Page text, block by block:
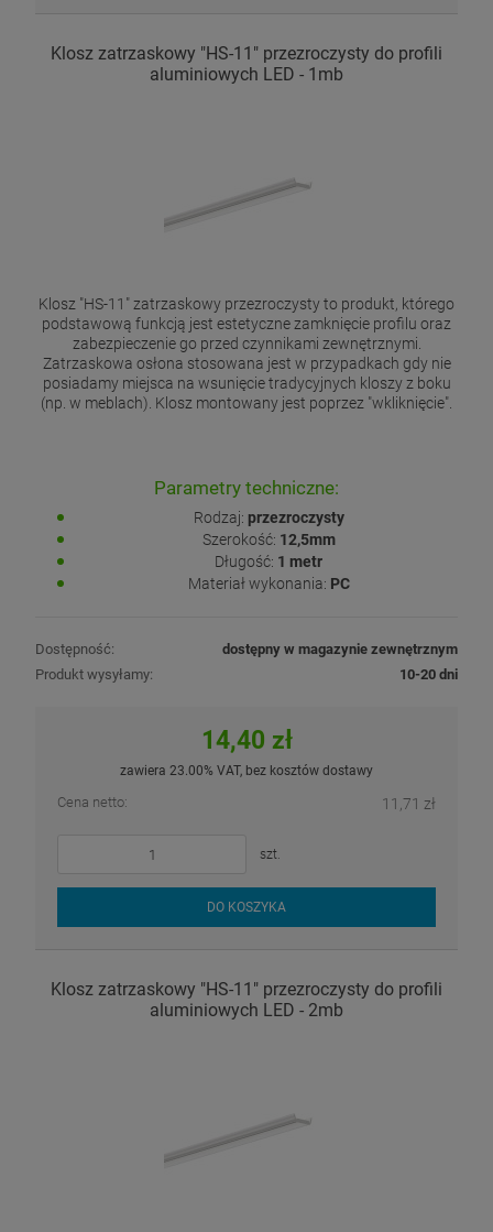
Klosz zatrzaskowy "HS-11" przezroczysty do profili
aluminiowych LED - 1mb
Klosz "HS-11" zatrzaskowy przezroczysty to produkt, którego
podstawową funkcją jest estetyczne zamknięcie profilu oraz
zabezpieczenie go przed czynnikami zewnętrznymi.
Zatrzaskowa osłona stosowana jest w przypadkach gdy nie
posiadamy miejsca na wsunięcie tradycyjnych kloszy z boku
(np. w meblach). Klosz montowany jest poprzez "wkliknięcie".
Parametry techniczne:
Rodzaj: przezroczysty
Szerokość: 12,5mm
Długość: 1 metr
Materiał wykonania: PC
Dostępność:
dostępny w magazynie zewnętrznym
Produkt wysyłamy:
10-20 dni
14,40 zł
zawiera 23.00% VAT, bez kosztów dostawy
Cena netto: 11,71 zł
szt.
DO KOSZYKA
Klosz zatrzaskowy "HS-11" przezroczysty do profili
aluminiowych LED - 2mb